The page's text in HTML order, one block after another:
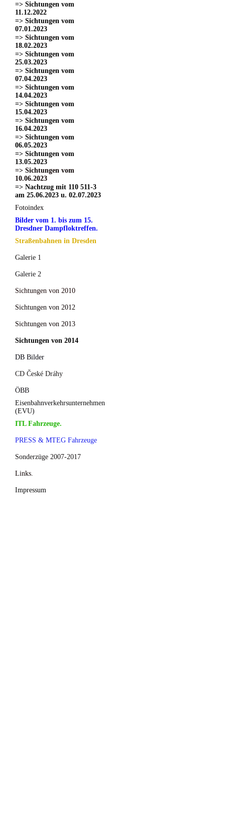
=> Sichtungen vom
11.12.2022
=> Sichtungen vom
07.01.2023
=> Sichtungen vom
18.02.2023
=> Sichtungen vom
25.03.2023
=> Sichtungen vom
07.04.2023
=> Sichtungen vom
14.04.2023
=> Sichtungen vom
15.04.2023
=> Sichtungen vom
16.04.2023
=> Sichtungen vom
06.05.2023
=> Sichtungen vom
13.05.2023
=> Sichtungen vom
10.06.2023
=> Nachtzug mit 110 511-3
am 25.06.2023 u. 02.07.2023
Fotoindex
Bilder vom 1. bis zum 15.
Dresdner Dampfloktreffen.
Straßenbahnen in Dresden
Galerie 1
Galerie 2
Sichtungen von 2010
Sichtungen von 2012
Sichtungen von 2013
Sichtungen von 2014
DB Bilder
CD České Dráhy
ÖBB
Eisenbahnverkehrsunternehmen
(EVU)
ITL Fahrzeuge.
PRESS & MTEG Fahrzeuge
Sonderzüge 2007-2017
Links.
Impressum